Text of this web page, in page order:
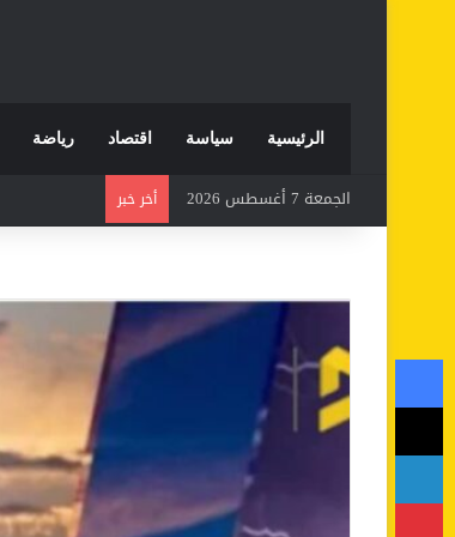
الرئيسية سياسة اقتصاد رياضة
الجمعة 7 أغسطس 2026 أخر خبر
فيسبوك